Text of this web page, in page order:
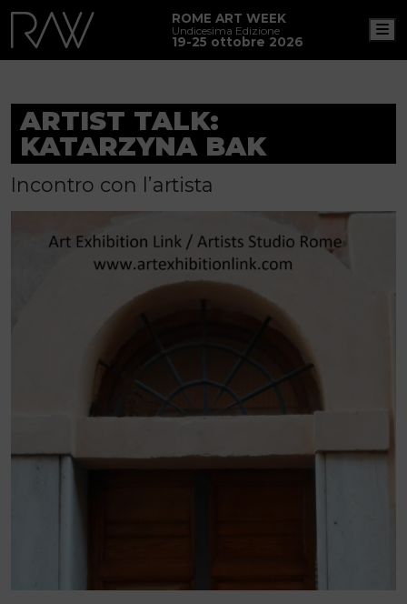
ROME ART WEEK
Undicesima Edizione
19-25 ottobre 2026
ARTIST TALK:
KATARZYNA BAK
Incontro con l’artista